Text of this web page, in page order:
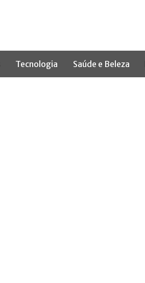
Tecnologia Saúde e Beleza